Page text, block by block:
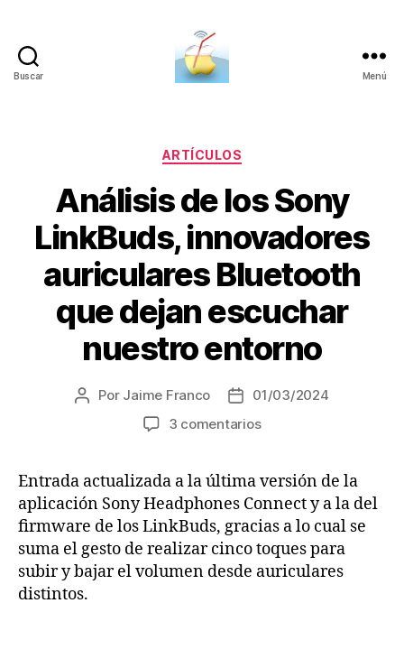
Buscar Menú
Categorías
ARTÍCULOS
Análisis de los Sony
LinkBuds, innovadores
auriculares Bluetooth
que dejan escuchar
nuestro entorno
Autor
Por Jaime Franco
Fecha
de
01/03/2024
3 comentariosen
los
Sony
LinkBuds,
innovadores
auriculares
Bluetooth
Entrada actualizada a la última versión de la
aplicación Sony Headphones Connect y a la del
firmware de los LinkBuds, gracias a lo cual se
suma el gesto de realizar cinco toques para
subir y bajar el volumen desde auriculares
distintos.